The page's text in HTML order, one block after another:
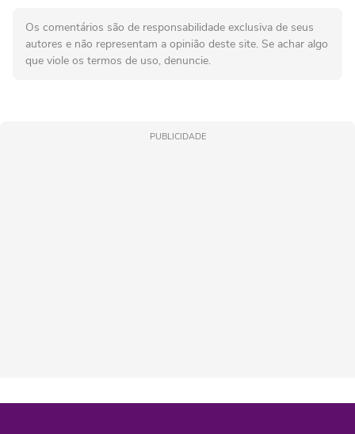
Os comentários são de responsabilidade exclusiva de seus
autores e não representam a opinião deste site. Se achar algo
que viole os termos de uso, denuncie.
PUBLICIDADE